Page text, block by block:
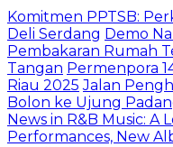
Komitmen PPTSB:
Deli Serdang Demo
Pembakaran Rumah
Tangan Permenpora
Riau 2025 Jalan
Bolon ke Ujung
News in R&B Music: A
Performances, New